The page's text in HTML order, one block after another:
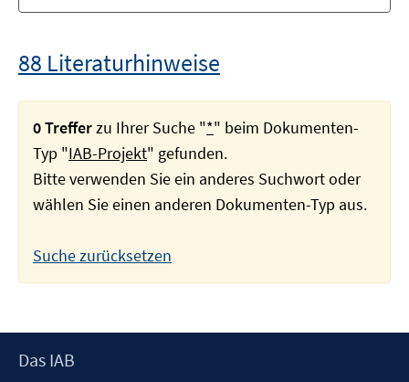
88 Literaturhinweise
0 Trefferzu Ihrer Suche "*" beim Dokumenten-
Typ "IAB-Projekt" gefunden.
Bitte verwenden Sie ein anderes Suchwort oder
wählen Sie einen anderen Dokumenten-Typ aus.
Suche zurücksetzen
Footer
Das IAB